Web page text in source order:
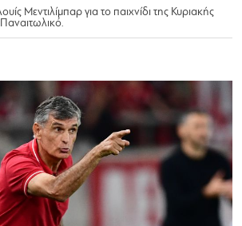
Μεντιλίμπαρ για το παιχνίδι της Κυριακής